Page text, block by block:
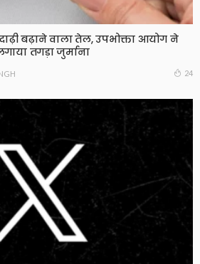
बढ़ाने वाला तेल, उपभोक्ता आयोग ने
तगड़ा जुर्माना
24